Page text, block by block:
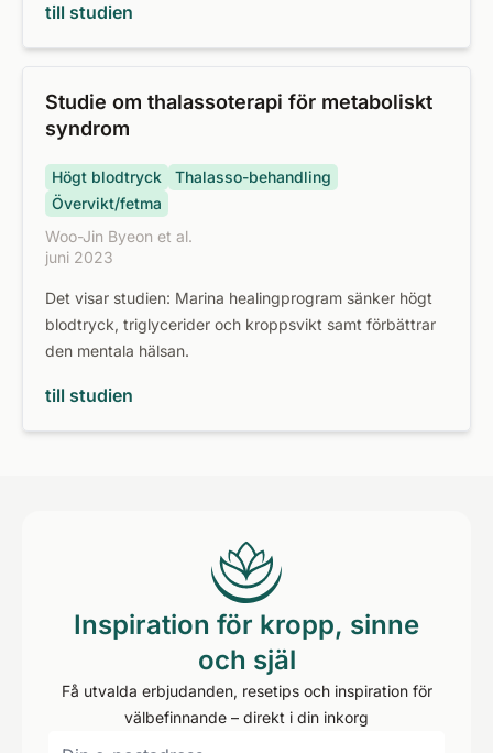
till studien
Studie om thalassoterapi för metaboliskt
syndrom
Högt blodtryck
Thalasso-behandling
Övervikt/fetma
Woo-Jin Byeon et al.
juni 2023
Det visar studien: Marina healingprogram sänker högt
blodtryck, triglycerider och kroppsvikt samt förbättrar
den mentala hälsan.
till studien
Inspiration för kropp, sinne
och själ
Få utvalda erbjudanden, resetips och inspiration för
välbefinnande – direkt i din inkorg